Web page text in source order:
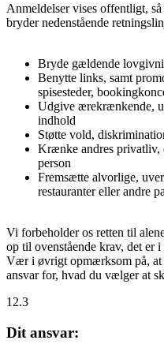
Anmeldelser vises offentligt,
bryder nedenstående
Bryde gældende
Benytte links, samt
spisesteder,
Udgive ærekrænkende,
indhold
Støtte vold,
Krænke andres privatliv,
person
Fremsætte alvorlige,
restauranter eller andre
Vi forbeholder os retten til
op til ovenstående krav, det er
Vær i øvrigt opmærksom på, at
ansvar for, hvad du vælger at
12.3
Dit ansvar: